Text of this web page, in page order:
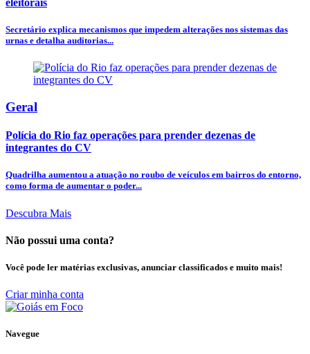
Secretário explica mecanismos que impedem alterações nos sistemas das
urnas e detalha auditorias...
Geral
Polícia do Rio faz operações para prender dezenas de
integrantes do CV
Quadrilha aumentou a atuação no roubo de veículos em bairros do entorno,
como forma de aumentar o poder...
Descubra Mais
Não possui uma conta?
Você pode ler matérias exclusivas, anunciar classificados e muito mais!
Criar minha conta
Navegue